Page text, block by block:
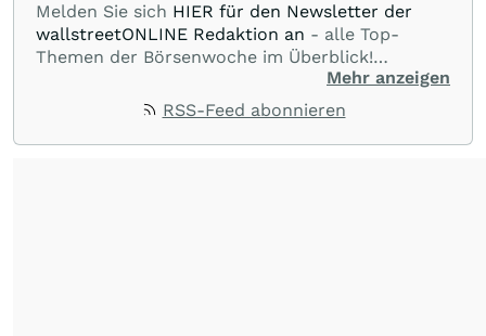
Melden Sie sich HIER für den Newsletter der
wallstreetONLINE Redaktion an - alle Top-
Themen der Börsenwoche im Überblick!
Verpassen Sie kein wichtiges Anleger-Thema!Für
Beiträge auf diesem journalistischen Channel ist
Redaktion verantwortlich. Die Fachjournalisten
Mehr anzeigen
RSS-Feed abonnieren